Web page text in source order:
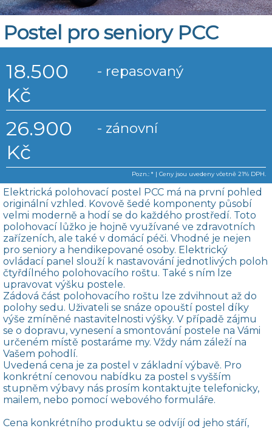
Postel pro seniory PCC
18.500
Kč
- repasovaný
26.900
Kč
- zánovní
Pozn.: * | Ceny jsou uvedeny včetně 21% DPH.
Elektrická polohovací postel PCC má na první pohled
originální vzhled. Kovově šedé komponenty působí
velmi moderně a hodí se do každého prostředí. Toto
polohovací lůžko je hojně využívané ve zdravotních
zařízeních, ale také v domácí péči. Vhodné je nejen
pro seniory a hendikepované osoby. Elektrický
ovládací panel slouží k nastavování jednotlivých poloh
čtyřdílného polohovacího roštu. Také s ním lze
upravovat výšku postele.
Zádová část polohovacího roštu lze zdvihnout až do
polohy sedu. Uživateli se snáze opouští postel díky
výše zmíněné nastavitelnosti výšky. V případě zájmu
se o dopravu, vynesení a smontování postele na Vámi
určeném místě postaráme my. Vždy nám záleží na
Vašem pohodlí.
Uvedená cena je za postel v základní výbavě. Pro
konkrétní cenovou nabídku za postel s vyšším
stupněm výbavy nás prosím kontaktujte telefonicky,
mailem, nebo pomocí webového formuláře.
Cena konkrétního produktu se odvíjí od jeho stáří,